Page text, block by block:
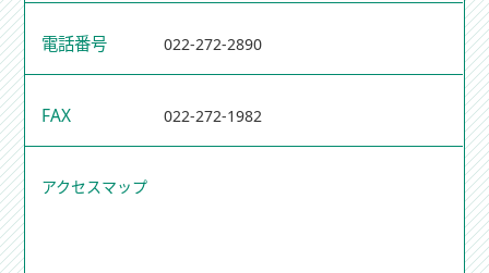
電話番号 022-272-2890
FAX 022-272-1982
アクセスマップ